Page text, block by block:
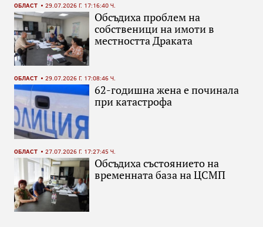
ОБЛАСТ 29.07.2026 Г. 17:16:40 Ч.
Обсъдиха проблем на
собственици на имоти в
местността Драката
ОБЛАСТ 29.07.2026 Г. 17:08:46 Ч.
62-годишна жена е починала
при катастрофа
ОБЛАСТ 27.07.2026 Г. 17:27:45 Ч.
Обсъдиха състоянието на
временната база на ЦСМП